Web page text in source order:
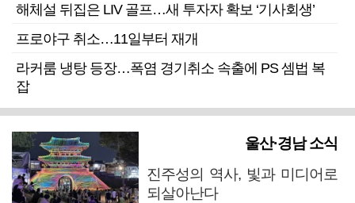
해체설 뒤집은 LIV 골프…새 투자자 확보 ‘기사회생’
프로야구 취소…11일부터 재개
라커룸 냉탕 등장…폭염 경기취소 속출에 PS 셈법 복
잡
울산·경남 소식
진주성의 역사, 빛과 미디어로
되살아난다